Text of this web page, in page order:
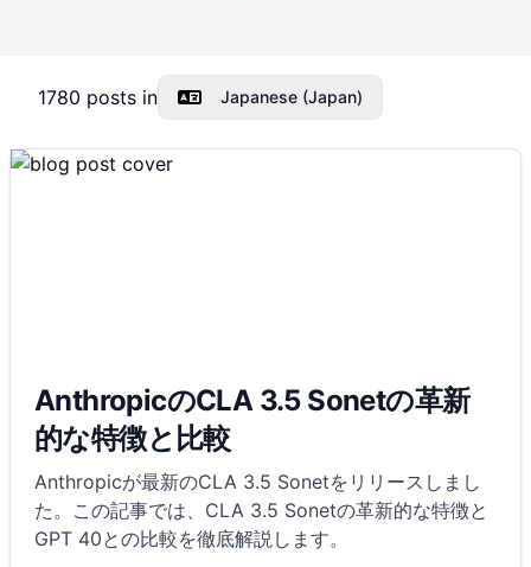
1780 posts in Japanese (Japan)
AnthropicのCLA 3.5 Sonetの革新
的な特徴と比較
Anthropicが最新のCLA 3.5 Sonetをリリースしまし
た。この記事では、CLA 3.5 Sonetの革新的な特徴と
GPT 40との比較を徹底解説します。